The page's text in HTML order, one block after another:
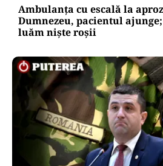
Ambulanța cu escală la
Dumnezeu, pacientul
luăm niște roșii